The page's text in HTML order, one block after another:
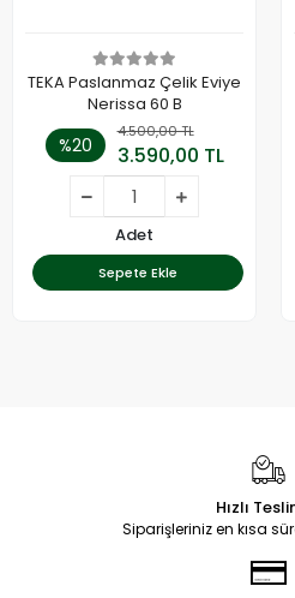
TEKA Paslanmaz Çelik Eviye
Nerissa 60 B
%20
4.500,00 TL
3.590,00 TL
Adet
Sepete Ekle
Hızlı
Siparişleriniz en kısa